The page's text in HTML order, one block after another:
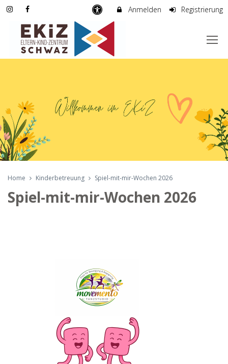
Anmelden Registrierung
Home Kinderbetreuung Spiel-mit-mir-Wochen 2026
Spiel-mit-mir-Wochen 2026